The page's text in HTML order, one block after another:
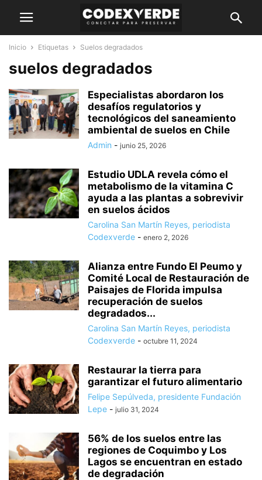
Inicio Etiquetas Suelos degradados
suelos degradados
Especialistas abordaron los
desafíos regulatorios y
tecnológicos del saneamiento
ambiental de suelos en Chile
Admin - junio 25, 2026
Estudio UDLA revela cómo el
metabolismo de la vitamina C
ayuda a las plantas a sobrevivir
en suelos ácidos
Carolina San Martín Reyes, periodista
Codexverde - enero 2, 2026
Alianza entre Fundo El Peumo y
Comité Local de Restauración de
Paisajes de Florida impulsa
recuperación de suelos
degradados...
Carolina San Martín Reyes, periodista
Codexverde - octubre 11, 2024
Restaurar la tierra para
garantizar el futuro alimentario
Felipe Sepúlveda, presidente Fundación
Lepe - julio 31, 2024
56% de los suelos entre las
regiones de Coquimbo y Los
Lagos se encuentran en estado
de degradación